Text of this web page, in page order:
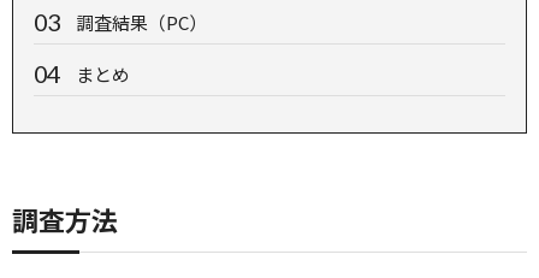
調査結果（PC）
まとめ
調査方法